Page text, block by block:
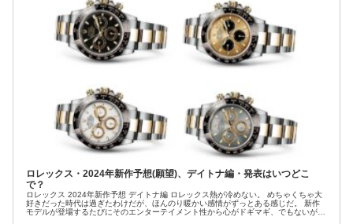
ロレックス・2024年新作予想(願望)、デイトナ編・発表はいつどこ
で？
ロレックス 2024年新作予想 デイトナ編 ロレックス熱が冷めない。 めちゃくちゃ大
好きだった時代は過ぎたわけだが、ほんのり暖かい感情がずっとある感じだ。 新作
モデルが登場するたびにそのエンターテイメント性から心がドギマギ、でもないが、